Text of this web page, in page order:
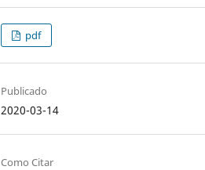
pdf
Publicado
2020-03-14
Como Citar